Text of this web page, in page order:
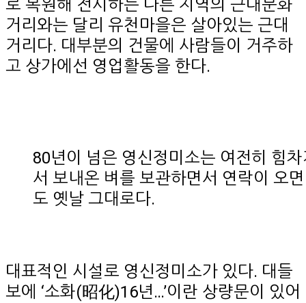
로 복원해 전시하는 다른 지역의 근대문화
거리와는 달리 유천마을은 살아있는 근대
거리다. 대부분의 건물에 사람들이 거주하
고 상가에선 영업활동을 한다.
80년이 넘은 영신정미소는 여전히 힘
서 보내온 벼를 보관하면서 연락이 오
도 옛날 그대로다.
대표적인 시설로 영신정미소가 있다. 대들
보에 ‘소화(昭化)16년…’이란 상량문이 있어